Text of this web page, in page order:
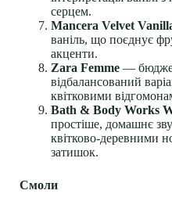
серцем.
Mancera Velvet
ваніль, що поєднує
акценти.
Zara Femme —
відбалансований
квітковими
Bath & Body Works
простіше, домашнє
квітково-деревними
затишок.
Смоли